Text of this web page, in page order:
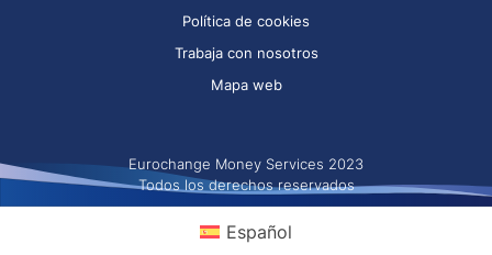
Política de cookies
Trabaja con nosotros
Mapa web
Eurochange Money Services 2023
Todos los derechos reservados
Español